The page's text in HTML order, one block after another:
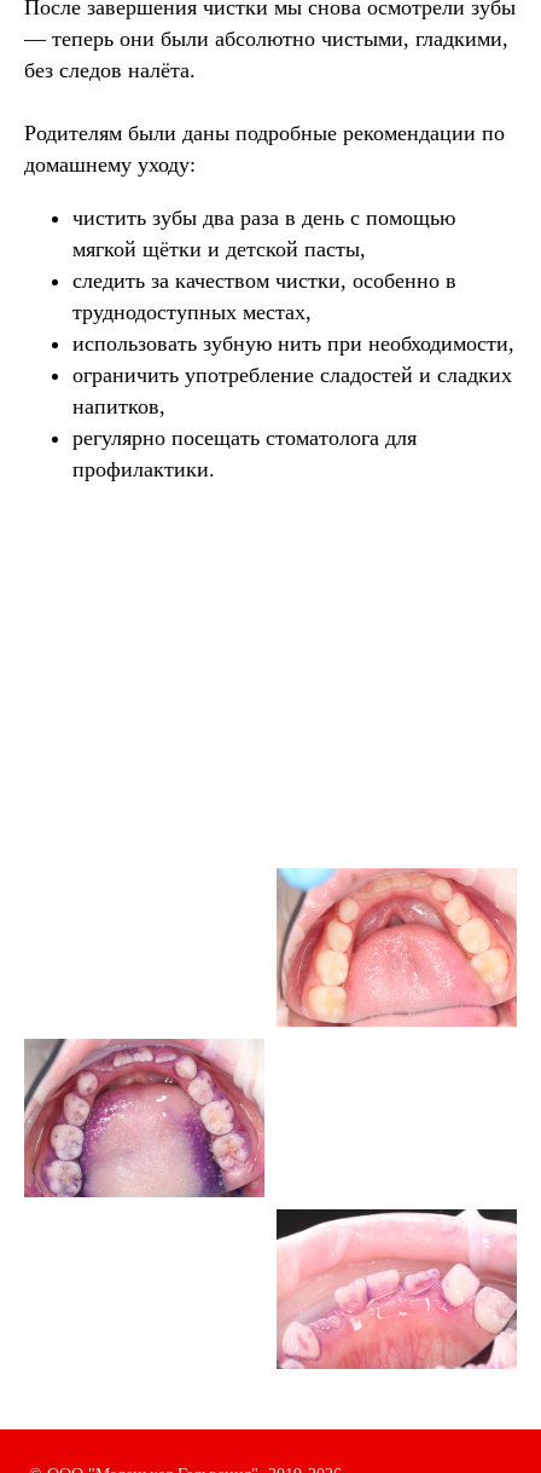
После завершения чистки мы снова осмотрели зубы
— теперь они были абсолютно чистыми, гладкими,
без следов налёта.
Родителям были даны подробные рекомендации по
домашнему уходу:
чистить зубы два раза в день с помощью
мягкой щётки и детской пасты,
следить за качеством чистки, особенно в
труднодоступных местах,
использовать зубную нить при необходимости,
ограничить употребление сладостей и сладких
напитков,
регулярно посещать стоматолога для
профилактики.